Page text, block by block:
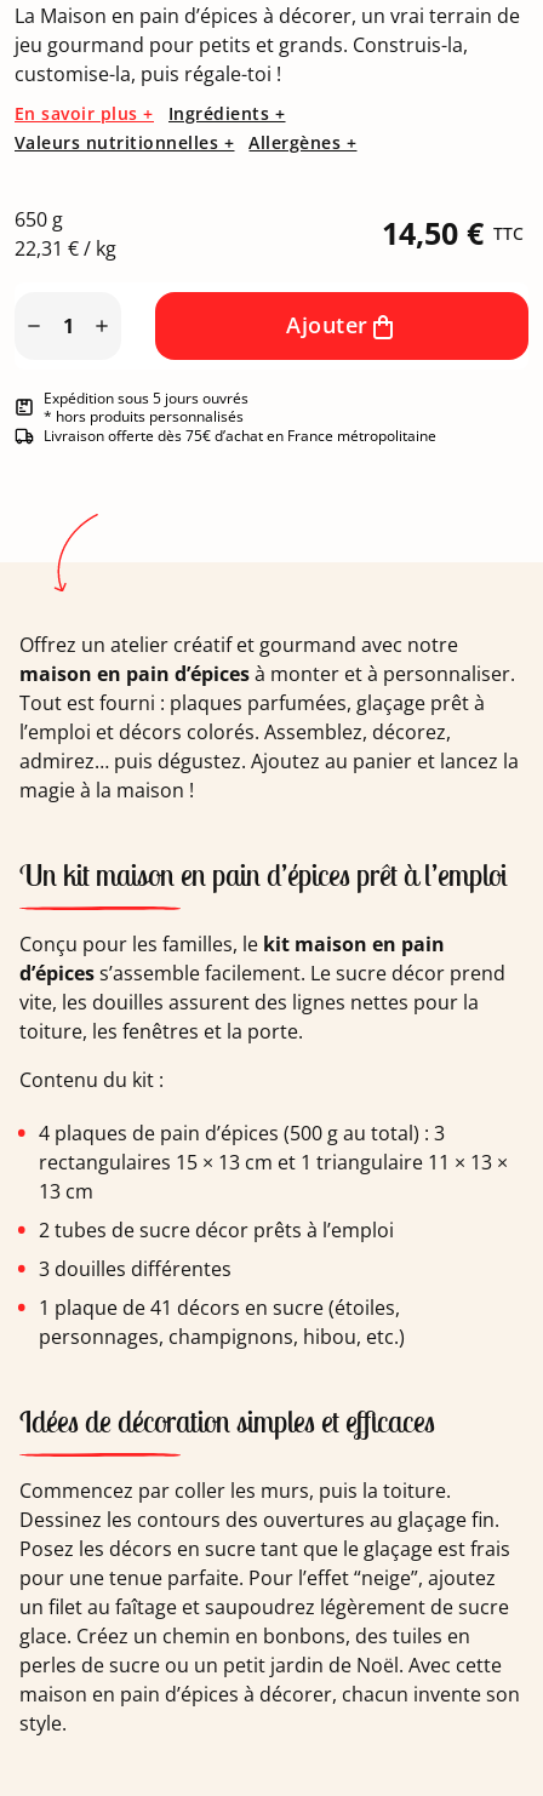
(18 avis)
La Maison en pain d’épices à décorer, un vrai terrain de
jeu gourmand pour petits et grands. Construis-la,
customise-la, puis régale-toi !
En savoir plus +
Ingrédients +
Valeurs nutritionnelles +
Allergènes +
650 g
22,31 € / kg
14,50 € TTC
  Ajouter
Expédition sous 5 jours ouvrés
* hors produits personnalisés
Livraison offerte dès 75€ d’achat en France métropolitaine
Offrez un atelier créatif et gourmand avec notre
maison en pain d’épicesà monter et à personnaliser.
Tout est fourni : plaques parfumées, glaçage prêt à
l’emploi et décors colorés. Assemblez, décorez,
admirez… puis dégustez. Ajoutez au panier et lancez la
magie à la maison !
Un kit maison en pain d’épices prêt à l’emploi
Conçu pour les familles, le kit maison en pain
d’épicess’assemble facilement. Le sucre décor prend
vite, les douilles assurent des lignes nettes pour la
toiture, les fenêtres et la porte.
Contenu du kit :
4 plaques de pain d’épices (500 g au total) : 3
rectangulaires 15 × 13 cm et 1 triangulaire 11 × 13 ×
13 cm
2 tubes de sucre décor prêts à l’emploi
3 douilles différentes
1 plaque de 41 décors en sucre (étoiles,
personnages, champignons, hibou, etc.)
Idées de décoration simples et efficaces
Commencez par coller les murs, puis la toiture.
Dessinez les contours des ouvertures au glaçage fin.
Posez les décors en sucre tant que le glaçage est frais
pour une tenue parfaite. Pour l’effet “neige”, ajoutez
un filet au faîtage et saupoudrez légèrement de sucre
glace. Créez un chemin en bonbons, des tuiles en
perles de sucre ou un petit jardin de Noël. Avec cette
maison en pain d’épices à décorer, chacun invente son
style.